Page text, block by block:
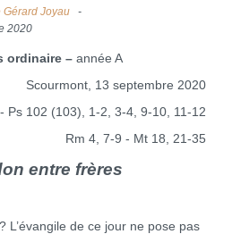
Gérard Joyau
2020
ordinaire – année A
Scourmont, 13 septembre 2020
Ps 102 (103), 1-2, 3-4, 9-10, 11-12
Rm 4, 7-9 - Mt 18, 21-35
entre frères
L’évangile de ce jour ne pose pas